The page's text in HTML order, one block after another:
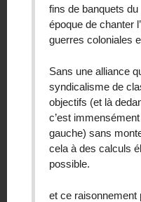
fins de banquets
époque de chanter
guerres coloniales
Sans une alliance
syndicalisme de
objectifs (et là
c’est
gauche) sans
cela à des calculs
possible.
et ce raisonnement